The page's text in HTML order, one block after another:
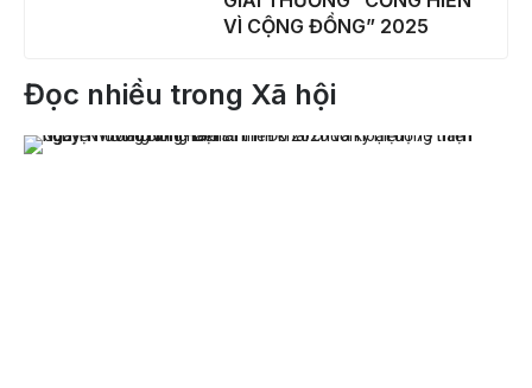
VÌ CỘNG ĐỒNG” 2025
Đọc nhiều trong Xã hội